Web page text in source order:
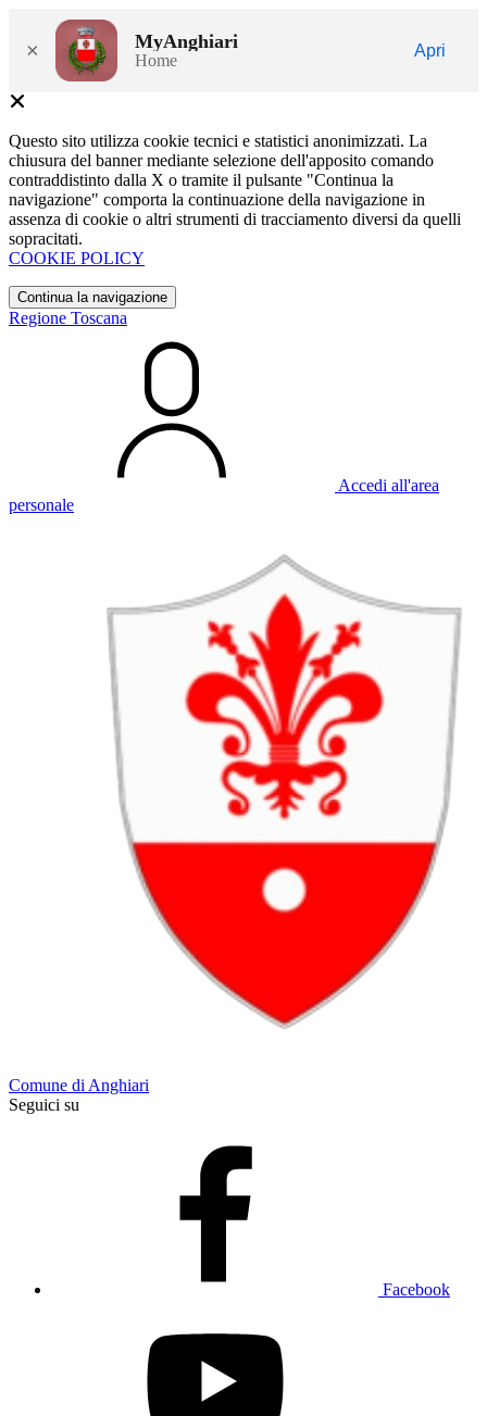
× MyAnghiari
Home
Apri
Questo sito utilizza cookie tecnici e statistici anonimizzati. La
chiusura del banner mediante selezione dell'apposito comando
contraddistinto dalla X o tramite il pulsante "Continua la
navigazione" comporta la continuazione della navigazione in
assenza di cookie o altri strumenti di tracciamento diversi da quelli
sopracitati.
COOKIE POLICY
Continua la navigazione
Regione Toscana
Accedi all'area
personale
Comune di Anghiari
Seguici su
Facebook